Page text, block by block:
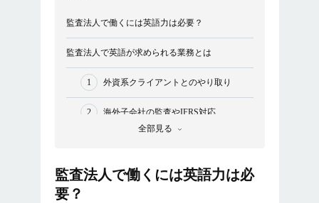
監査法人で働くには英語力は必要？
監査法人で英語が求められる業務とは
外資系クライアントとのやり取り
海外子会社の監査やIFRS対応
海外オフィス・チームとの連携
全部見る
監査法人で働くには英語力は必
要？